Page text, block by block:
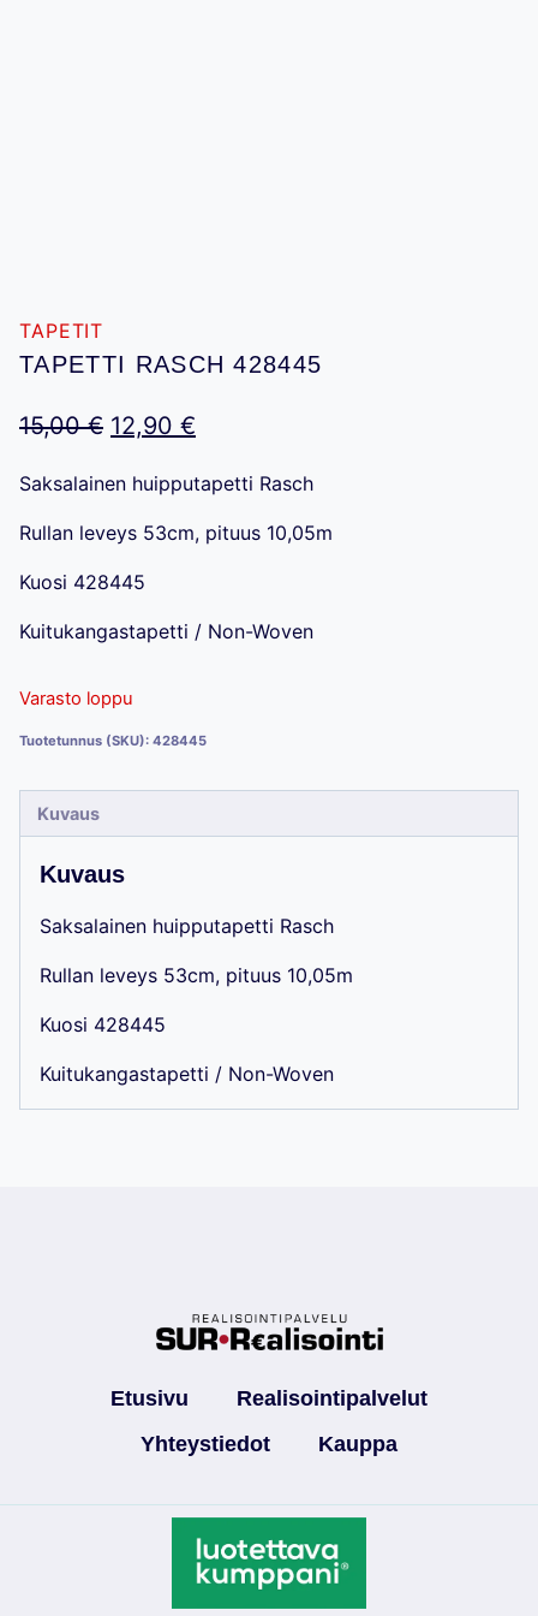
TAPETIT
TAPETTI RASCH 428445
15,00€ Alkuperäinen
oli:
15,00 €.
12,90 €
on:
12,90 €.
Saksalainen huipputapetti Rasch
Rullan leveys 53cm, pituus 10,05m
Kuosi 428445
Kuitukangastapetti / Non-Woven
Varasto loppu
Tuotetunnus (SKU): 428445
Kuvaus
Kuvaus
Saksalainen huipputapetti Rasch
Rullan leveys 53cm, pituus 10,05m
Kuosi 428445
Kuitukangastapetti / Non-Woven
Etusivu
Realisointipalvelut
Yhteystiedot
Kauppa